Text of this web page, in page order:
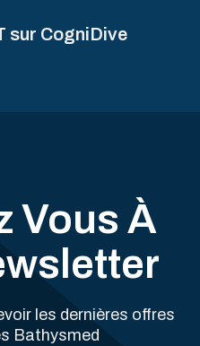
sur CogniDive
Vous À
les dernières offres
Bathysmed